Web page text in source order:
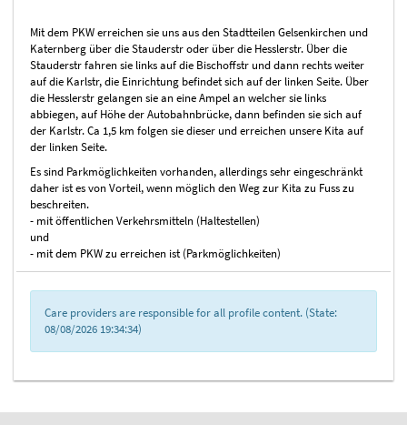
Mit dem PKW erreichen sie uns aus den Stadtteilen Gelsenkirchen und
Katernberg über die Stauderstr oder über die Hesslerstr. Über die
Stauderstr fahren sie links auf die Bischoffstr und dann rechts weiter
auf die Karlstr, die Einrichtung befindet sich auf der linken Seite. Über
die Hesslerstr gelangen sie an eine Ampel an welcher sie links
abbiegen, auf Höhe der Autobahnbrücke, dann befinden sie sich auf
der Karlstr. Ca 1,5 km folgen sie dieser und erreichen unsere Kita auf
der linken Seite.
Es sind Parkmöglichkeiten vorhanden, allerdings sehr eingeschränkt
daher ist es von Vorteil, wenn möglich den Weg zur Kita zu Fuss zu
beschreiten.
- mit öffentlichen Verkehrsmitteln (Haltestellen)
und
- mit dem PKW zu erreichen ist (Parkmöglichkeiten)
Care providers are responsible for all profile content. (State:
08/08/2026 19:34:34)